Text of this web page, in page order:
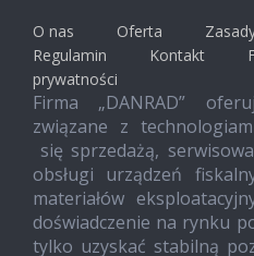
O nas Oferta
Regulamin
Kontakt
prywatności
Firma „DANRAD”
związane z
się sprzedażą,
obsługi urządzeń
materiałów
doświadczenie na rynku
tylko uzyskać stabilną